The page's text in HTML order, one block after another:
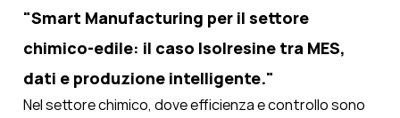
"Smart Manufacturing per il settore
chimico-edile: il caso Isolresine tra MES,
dati e produzione intelligente."
Nel settore chimico, dove efficienza e controllo sono